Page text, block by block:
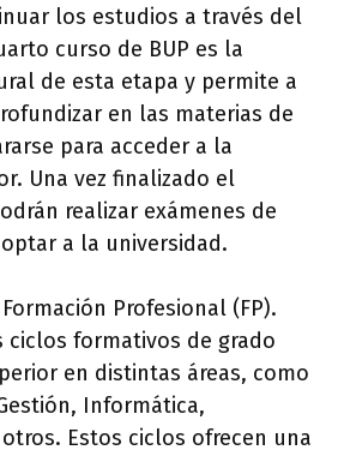
los estudios a través del
curso de BUP es la
de esta etapa y permite a
en las materias de
para acceder a la
Una vez finalizado el
realizar exámenes de
a la universidad.
Profesional (FP).
ciclos formativos de grado
en distintas áreas, como
Informática,
Estos ciclos ofrecen una